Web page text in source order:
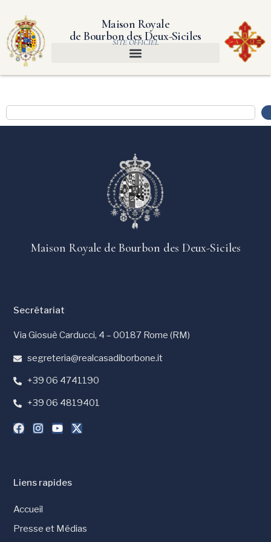
Maison Royale
de Bourbon des Deux-Siciles
SITE OFFICIEL
Maison Royale de Bourbon des Deux-Siciles
Liens rapides
Accueil
Presse et Médias
Secrétariat
Via Giosuè Carducci, 4 – 00187 Rome (RM)
segreteria@realcasadiborbone.it
+39 06 4741190
+39 06 4819401